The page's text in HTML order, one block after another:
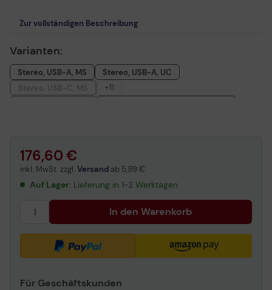
Zur vollständigen Beschreibung
Varianten:
Stereo, USB-A, MS
Stereo, USB-A, UC
+11
Mono, USB-A, UC (nur Headset)
Mono, USB-C, UC (nur Headset)
Adapter UC
176,60 €
inkl. MwSt. zzgl. Versand ab 5,99 €
Auf Lager: Lieferung in 1-2 Werktagen
In den Warenkorb
Für Geschäftskunden